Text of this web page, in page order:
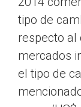
tipo de
respecto al
mercados
el tipo de